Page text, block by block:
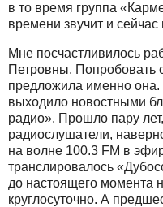
в то время группа
времени звучит и
Мне посчастливилось
Петровны. Попробовать
предложила именно она.
выходило новостными
радио». Прошло пару
радиослушатели,
на волне 100.3 FM в
транслировалось
до настоящего момента
круглосуточно. А